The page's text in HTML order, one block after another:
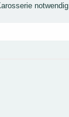
notwendig.